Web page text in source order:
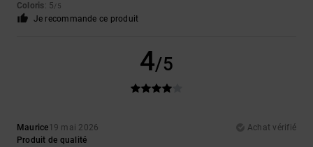
Coloris: 5/5
Je recommande ce produit
4/5
Maurice19 mai 2026
Achat vérifié
Produit de qualité